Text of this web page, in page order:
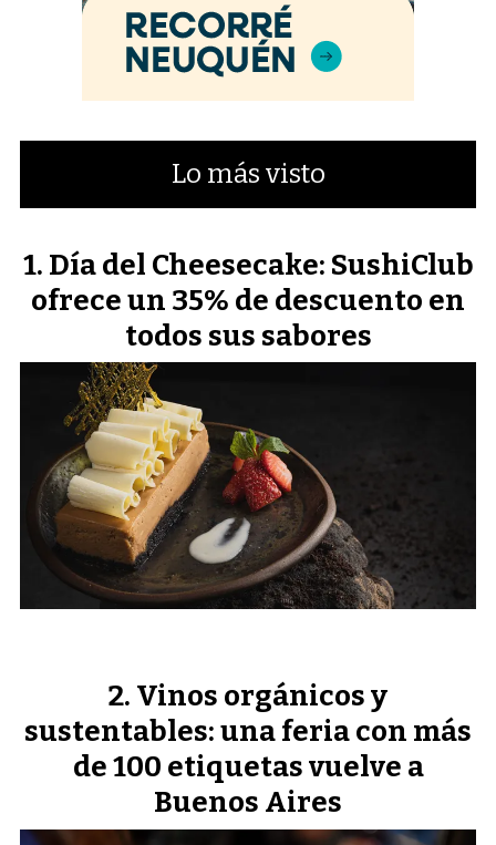
Lo más visto
Día del Cheesecake: SushiClub
ofrece un 35% de descuento en
todos sus sabores
Vinos orgánicos y
sustentables: una feria con más
de 100 etiquetas vuelve a
Buenos Aires